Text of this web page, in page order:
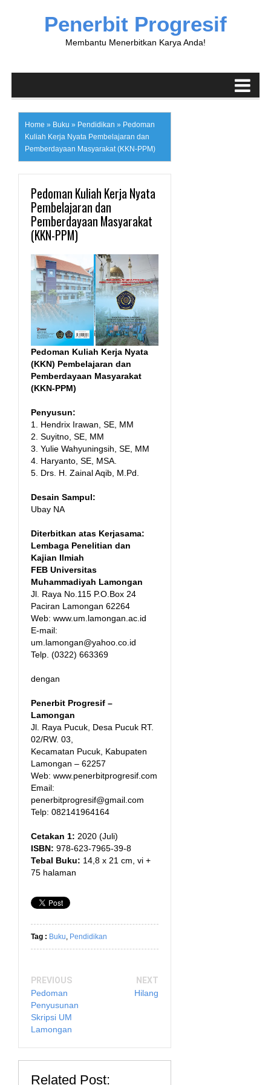
Penerbit Progresif
Membantu Menerbitkan Karya Anda!
Home » Buku » Pendidikan » Pedoman
Kuliah Kerja Nyata Pembelajaran dan
Pemberdayaan Masyarakat (KKN-PPM)
Pedoman Kuliah Kerja Nyata
Pembelajaran dan
Pemberdayaan Masyarakat
(KKN-PPM)
Pedoman Kuliah Kerja Nyata
(KKN) Pembelajaran dan
Pemberdayaan Masyarakat
(KKN-PPM)
Penyusun:
1. Hendrix Irawan, SE, MM
2. Suyitno, SE, MM
3. Yulie Wahyuningsih, SE, MM
4. Haryanto, SE, MSA.
5. Drs. H. Zainal Aqib, M.Pd.
Desain Sampul:
Ubay NA
Diterbitkan atas Kerjasama:
Lembaga Penelitian dan
Kajian Ilmiah
FEB Universitas
Muhammadiyah Lamongan
Jl. Raya No.115 P.O.Box 24
Paciran Lamongan 62264
Web: www.um.lamongan.ac.id
E-mail:
um.lamongan@yahoo.co.id
Telp. (0322) 663369
dengan
Penerbit Progresif –
Lamongan
Jl. Raya Pucuk, Desa Pucuk RT.
02/RW. 03,
Kecamatan Pucuk, Kabupaten
Lamongan – 62257
Web: www.penerbitprogresif.com
Email:
penerbitprogresif@gmail.com
Telp: 082141964164
Cetakan 1: 2020 (Juli)
ISBN: 978-623-7965-39-8
Tebal Buku: 14,8 x 21 cm, vi +
75 halaman
Tag : Buku, Pendidikan
PREVIOUS
Pedoman
Penyusunan
Skripsi UM
Lamongan
NEXT
Hilang
Related Post: